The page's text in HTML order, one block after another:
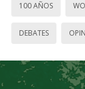
100 AÑOS
DEBATES